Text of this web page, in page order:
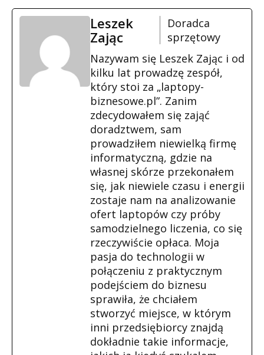
Leszek
Zając
Doradca
sprzętowy
Nazywam się Leszek Zając i od
kilku lat prowadzę zespół,
który stoi za „laptopy-
biznesowe.pl”. Zanim
zdecydowałem się zająć
doradztwem, sam
prowadziłem niewielką firmę
informatyczną, gdzie na
własnej skórze przekonałem
się, jak niewiele czasu i energii
zostaje nam na analizowanie
ofert laptopów czy próby
samodzielnego liczenia, co się
rzeczywiście opłaca. Moja
pasja do technologii w
połączeniu z praktycznym
podejściem do biznesu
sprawiła, że chciałem
stworzyć miejsce, w którym
inni przedsiębiorcy znajdą
dokładnie takie informacje,